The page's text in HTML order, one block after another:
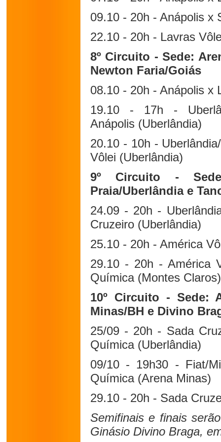
09.10 - 20h - Anápolis x
22.10 - 20h - Lavras
8º Circuito - Sede:
Newton Faria/Goiás
08.10 - 20h - Anápolis x
19.10 - 17h -
Anápolis (Uberlândia)
20.10 - 10h -
Vôlei (Uberlândia)
9º Circuito -
Praia/Uberlândia e
24.09 - 20h -
Cruzeiro (Uberlândia)
25.10 - 20h - América
29.10 - 20h - América
Química (Montes Claros)
10º Circuito - Sede:
Minas/BH e Divino
25/09 - 20h - Sada
Química (Uberlândia)
09/10 - 19h30 - Fiat/
Química (Arena Minas)
29.10 - 20h - Sada
Semifinais e finais
Ginásio Divino Braga,